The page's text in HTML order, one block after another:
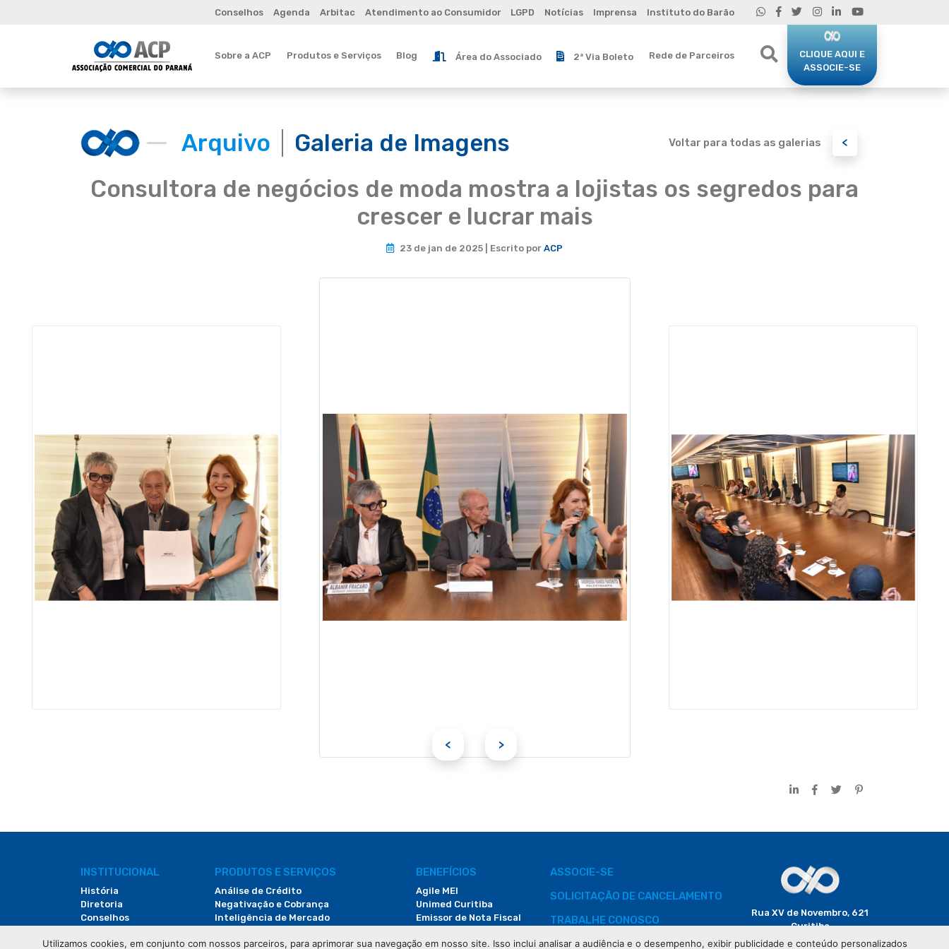
Conselhos Agenda Arbitac Atendimento ao Consumidor LGPD Notícias Imprensa Instituto do Barão
Sobre a ACP Produtos e Serviços Blog Área do Associado 2ª Via Boleto Rede de Parceiros
CLIQUE AQUI E
ASSOCIE-SE
Arquivo Galeria de Imagens Voltar para todas as galerias <
Consultora de negócios de moda mostra a lojistas os segredos para
crescer e lucrar mais
23 de jan de 2025 | Escrito por ACP
< >
INSTITUCIONAL
História
Diretoria
Conselhos
Notícias
PRODUTOS E SERVIÇOS
Análise de Crédito
Negativação e Cobrança
Inteligência de Mercado
Valida ID
BENEFÍCIOS
Agile MEI
Unimed Curitiba
Emissor de Nota Fiscal
Faculdade do Comércio
ASSOCIE-SE
SOLICITAÇÃO DE CANCELAMENTO
TRABALHE CONOSCO
CONTATO
Rua XV de Novembro, 621
Curitiba
CEP: 80020-310
Utilizamos cookies, em conjunto com nossos parceiros, para aprimorar sua navegação em nosso site. Isso inclui analisar a audiência e o desempenho, exibir publicidade e conteúdo personalizados